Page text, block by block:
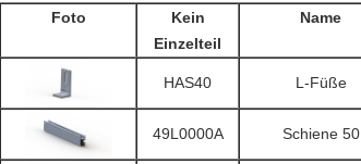
Foto
Kein
Einzelteil
Name
HAS40 L-Füße
49L0000A Schiene 50